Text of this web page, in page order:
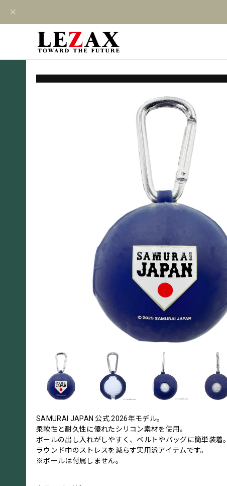
SAMURAI JAPAN 公式 2026年モデル。
柔軟性と耐久性に優れたシリコン素材を使用。
ボールの出し入れがしやすく、ベルトやバッグに簡単装着。
ラウンド中のストレスを減らす実用派アイテムです。
※ボールは付属しません。